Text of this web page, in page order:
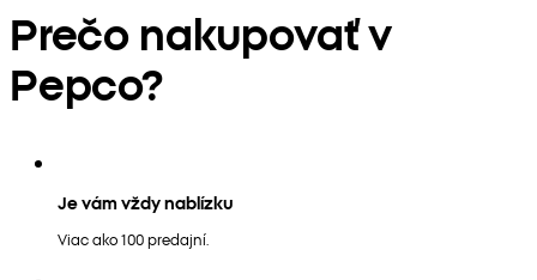
Prečo nakupovať v
Pepco?
Je vám vždy nablízku
Viac ako 100 predajní.